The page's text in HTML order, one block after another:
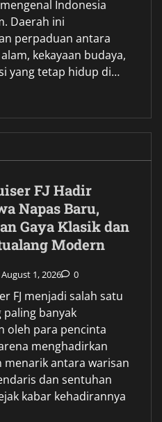
Indonesia
Daerah ini
perpaduan antara
kekayaan budaya,
yang tetap hidup di…
FJ Hadir
Napas Baru,
Gaya Klasik dan
Modern
August 1, 2026 0
FJ menjadi salah satu
paling banyak
oleh para pencinta
menghadirkan
menarik antara warisan
dan sentuhan
kabar kehadirannya